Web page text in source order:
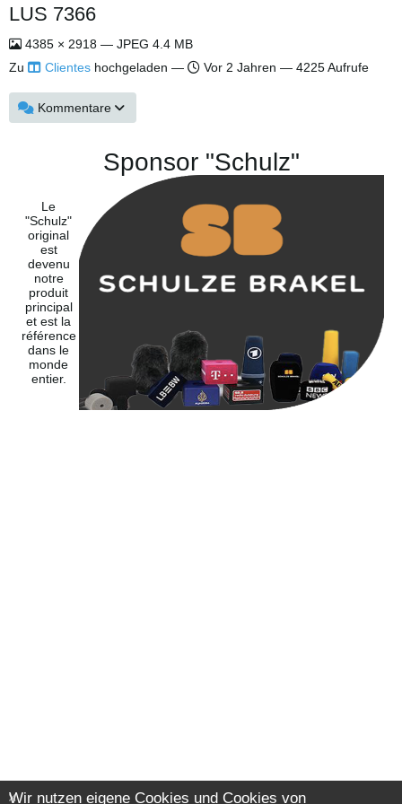
LUS 7366
4385 × 2918 — JPEG 4.4 MB
Zu
Clientes hochgeladen — Vor 2 Jahren — 4225 Aufrufe
Kommentare
Sponsor "Schulz"
Le
"Schulz"
original
est
devenu
notre
produit
principal
et est la
référence
dans le
monde
entier.
Wir nutzen eigene Cookies und Cookies von